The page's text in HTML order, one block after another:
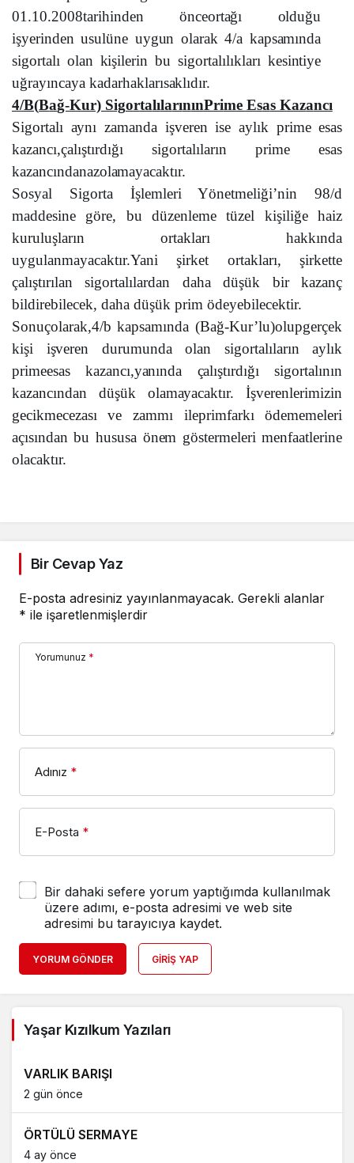
01 .10.2008tarihinden önceortağı olduğu
işyerinden usulüne uygun olarak 4/a kapsamında
sigortalı olan kişilerin bu sigortalılıkları kesintiye
uğrayıncaya kadarhaklarısaklıdır.
4/B(Bağ-Kur) SigortalılarınınPrime Esas Kazancı
Sigortalı aynı zamanda işveren ise aylık prime esas
kazancı,çalıştırdığı sigortalıların prime esas
kazancındanazolamayacaktır.
Sosyal Sigorta İşlemleri Yönetmeliği’nin 98/d
maddesine göre, bu düzenleme tüzel kişiliğe haiz
kuruluşların ortakları hakkında
uygulanmayacaktır.Yani şirket ortakları, şirkette
çalıştırılan sigortalılardan daha düşük bir kazanç
bildirebilecek, daha düşük prim ödeyebilecektir.
Sonuçolarak,4/bkapsamında (Bağ-Kur’lu)olupgerçek
kişi işveren durumundaolan sigortalıların aylık
primeesas kazancı,yanında çalıştırdığı sigortalının
kazancından düşük olamayacaktır. İşverenlerimizin
gecikmecezası vezammı ileprimfarkıödememeleri
açısından bu hususa önem göstermeleri menfaatlerine
olacaktır.
Bir Cevap Yaz
E-posta adresiniz yayınlanmayacak. Gerekli alanlar
* ile işaretlenmişlerdir
Yorumunuz *
Adınız *
E-Posta *
Bir dahaki sefere yorum yaptığımda kullanılmak
üzere adımı, e-posta adresimi ve web site
adresimi bu tarayıcıya kaydet.
YORUM GÖNDER GIRIŞ YAP
Yaşar Kızılkum Yazıları
VARLIK BARIŞI
2 gün önce
ÖRTÜLÜ SERMAYE
4 ay önce